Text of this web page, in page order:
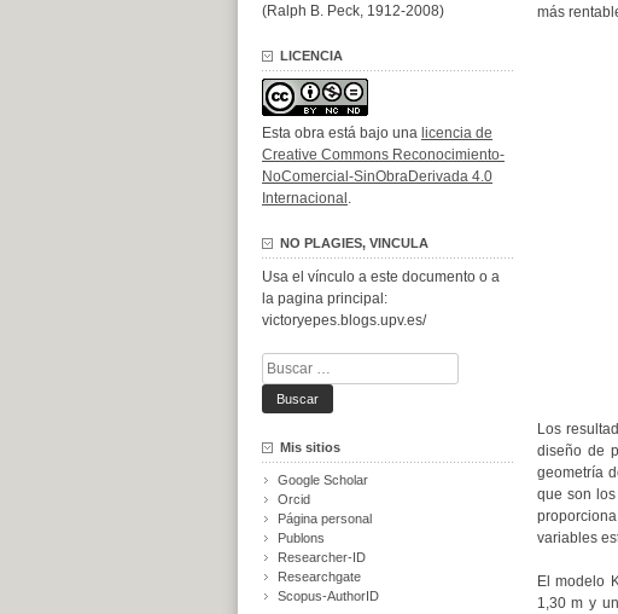
más
Los
diseño de
geometría
que son
variables
El modelo
1,30 m y
(Ralph B. Peck, 1912-2008)
LICENCIA
Esta obra está bajo una licencia de
Creative Commons Reconocimiento-
NoComercial-SinObraDerivada 4.0
Internacional .
NO PLAGIES, VINCULA
Usa el vínculo a este documento o a
la pagina principal:
victoryepes.blogs.upv.es/
Buscar:
Mis sitios
Google Scholar
Orcid
Página personal
Publons
Researcher-ID
Researchgate
Scopus-AuthorID